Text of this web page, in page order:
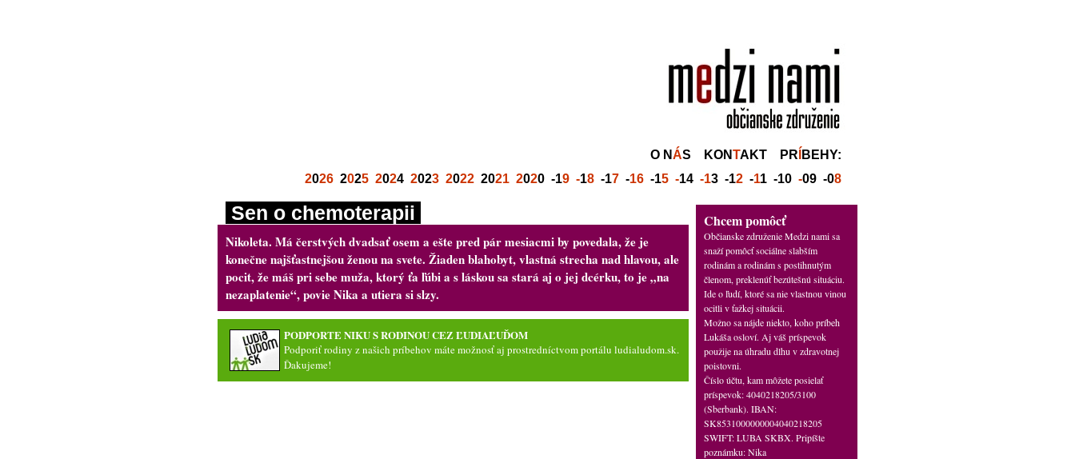
O NÁS KONTAKT PR BEHY:
2026 2025 2024 2023 2022 2021 2020 -19 -18 -17 -16 -15 -14 -13 -12 -11 -10 -09 -08
Sen o chemoterapii
Nikoleta. Má čerstvých dvadsať osem a ešte pred pár mesiacmi by povedala, že je
konečne najšťastnejšou ženou na svete. Žiaden blahobyt, vlastná strecha nad hlavou, ale
pocit, že máš pri sebe muža, ktorý ťa ľúbi a s láskou sa stará aj o jej dcérku, to je „na
nezaplatenie“, povie Nika a utiera si slzy.
PODPORTE NIKU S RODINOU CEZ ĽUDIAĽUĎOM
Podporiť rodiny z našich príbehov máte možnosť aj prostredníctvomportálu ludialudom.sk.
Ďakujeme!
Chcem pomôcť
Občianske združenie Medzi nami sa
snaží pomôcť sociálne slabším
rodinám a rodinám s postihnutým
členom, preklenúť bezútešnú situáciu.
Ide o ľudí, ktoré sa nie vlastnou vinou
ocitli v ťažkej situácii.
Možno sa nájde niekto, koho príbeh
Lukáša osloví. Aj váš príspevok
použije na úhradu dlhu v zdravotnej
poistovni.
Číslo účtu, kam môžete posielať
príspevok: 4040218205/3100
(Sberbank). IBAN:
SK8531000000004040218205
SWIFT: LUBA SKBX. Pripíšte
poznámku: Nika